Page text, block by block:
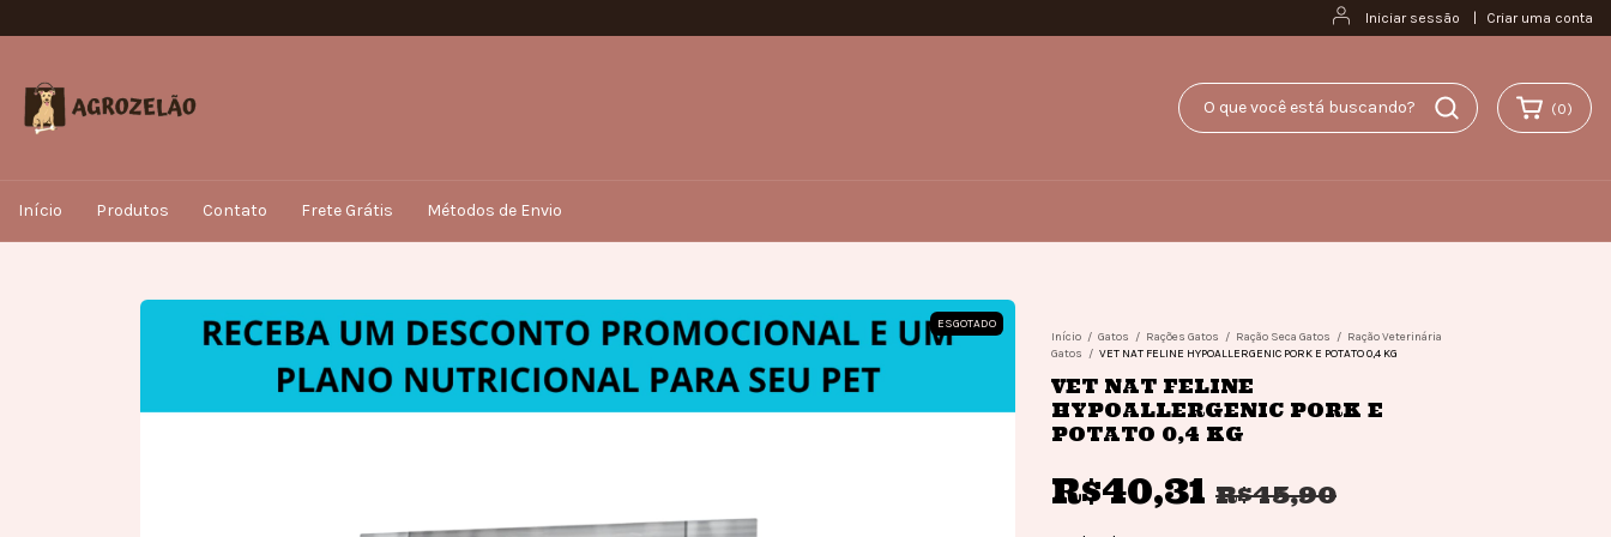
Iniciar sessão Criar uma conta
(0)
Início Produtos Contato Frete Grátis Métodos de Envio
ESGOTADO
Início / Gatos / Rações Gatos / Ração Seca Gatos / Ração Veterinária
Gatos / VET NAT FELINE HYPOALLERGENIC PORK E POTATO 0,4 KG
VET NAT FELINE
HYPOALLERGENIC PORK E
POTATO 0,4 KG
R$40,31 R$45,90